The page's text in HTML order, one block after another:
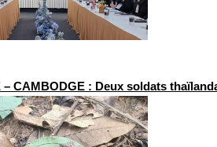
– CAMBODGE : Deux soldats